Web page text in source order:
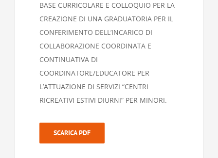
BASE CURRICOLARE E COLLOQUIO PER LA
CREAZIONE DI UNA GRADUATORIA PER IL
CONFERIMENTO DELL’INCARICO DI
COLLABORAZIONE COORDINATA E
CONTINUATIVA DI
COORDINATORE/EDUCATORE PER
L’ATTUAZIONE DI SERVIZI “CENTRI
RICREATIVI ESTIVI DIURNI” PER MINORI.
SCARICA PDF